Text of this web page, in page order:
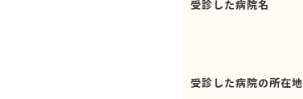
受診した病院名
受診した病院の所在地